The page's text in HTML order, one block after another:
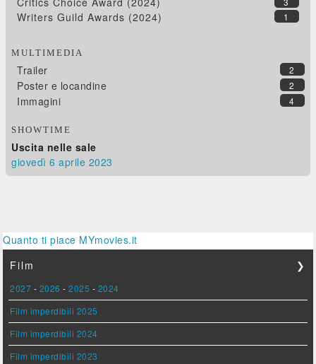
1
Writers Guild Awards (2024)
MULTIMEDIA
2
Trailer
2
Poster e locandine
4
Immagini
SHOWTIME
Uscita nelle sale
giovedì 6 aprile 2023
Quanto ti piace MYmovies.it
Film
❯
2027 - 2026 -2025 - 2024
Film imperdibili 2025
Film imperdibili 2024
Film imperdibili 2023